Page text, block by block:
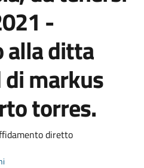
-
alla ditta
markus
torres.
diretto